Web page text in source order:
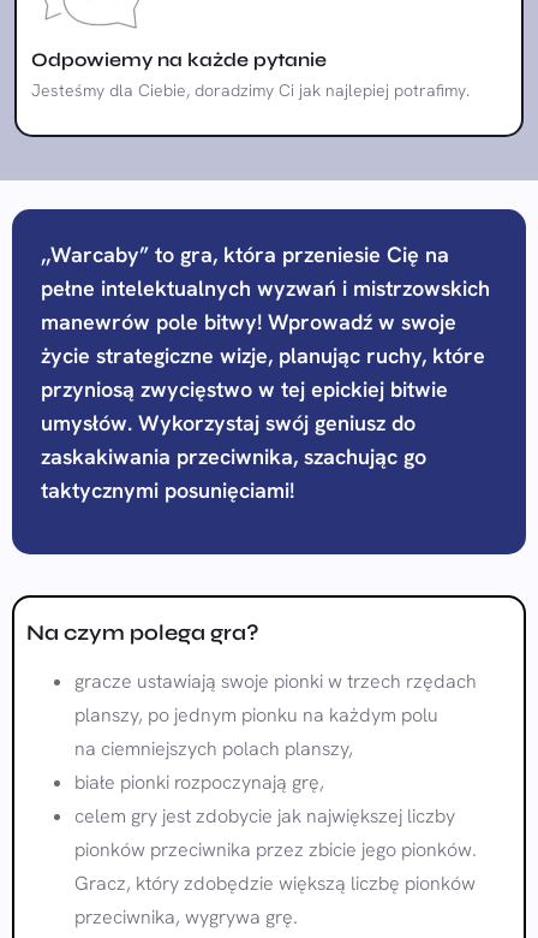
Odpowiemy na każde pytanie
Jesteśmy dla Ciebie, doradzimy Ci jak najlepiej potrafimy.
,,Warcaby” to gra, która przeniesie Cię na
pełne intelektualnych wyzwań i mistrzowskich
manewrów pole bitwy! Wprowadź w swoje
życie strategiczne wizje, planując ruchy, które
przyniosą zwycięstwo w tej epickiej bitwie
umysłów. Wykorzystaj swój geniusz do
zaskakiwania przeciwnika, szachując go
taktycznymi posunięciami!
Na czym polega gra?
gracze ustawiają swoje pionki w trzech rzędach
planszy, po jednym pionku na każdym polu
na ciemniejszych polach planszy,
białe pionki rozpoczynają grę,
celem gry jest zdobycie jak największej liczby
pionków przeciwnika przez zbicie jego pionków.
Gracz, który zdobędzie większą liczbę pionków
przeciwnika, wygrywa grę.